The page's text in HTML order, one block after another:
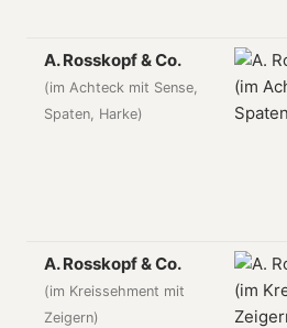
A. Rosskopf & Co.
(im Achteck mit Sense,
Spaten, Harke)
A. Rosskopf & Co.
(im Kreissehment mit
Zeigern)